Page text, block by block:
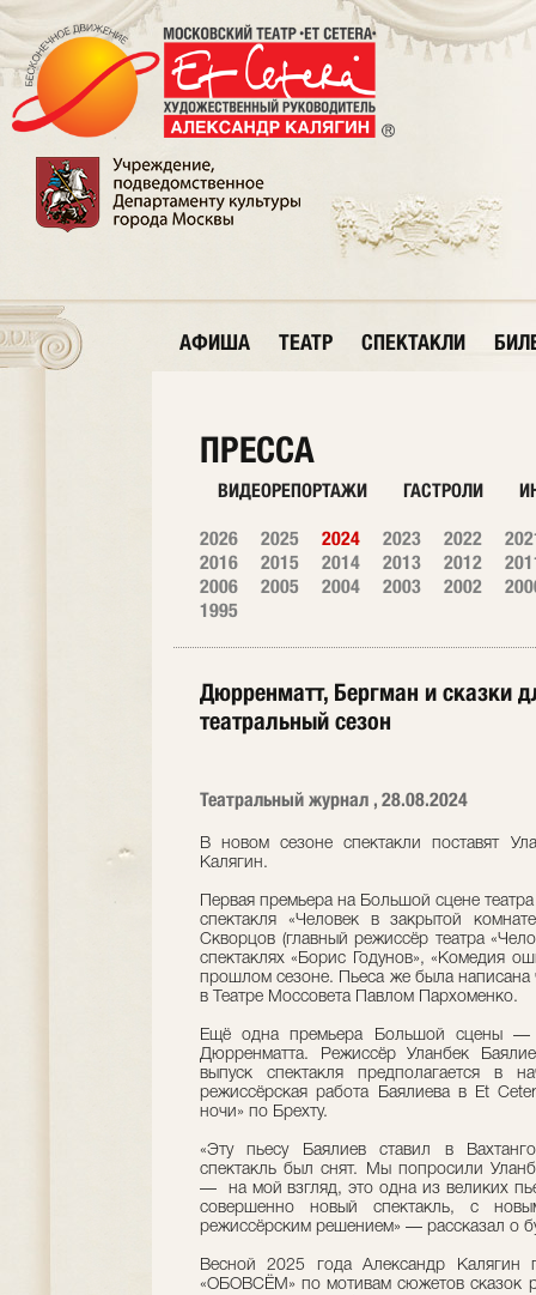
АФИША ТЕАТР СПЕКТАКЛИ
ПРЕССА
ВИДЕОРЕПОРТАЖИ ГАСТРОЛИ
2026 2025 2024 2023 2022
2016
2015 2014 2013 2012
2006
2005 2004 2003 2002
1995
Дюрренматт, Бергман и сказки
театральный сезон
Театральный журнал , 28.08.2024
В новом сезоне спектакли поставят
Калягин.
Первая премьера на Большой сцене
спектакля «Человек в закрытой
Скворцов (главный режиссёр театра
спектаклях «Борис Годунов», «Комедия
прошлом сезоне. Пьеса же была написана
в Театре Моссовета Павлом Пархоменко.
Ещё одна премьера Большой сцены —
Дюрренматта. Режиссёр Уланбек
выпуск спектакля предполагается в
режиссёрская работа Баялиева в Et
ночи» по Брехту.
«Эту пьесу Баялиев ставил в
спектакль был снят. Мы попросили
— на мой взгляд, это одна из великих
совершенно новый спектакль, с
режиссёрским решением» — рассказал о
Весной 2025 года Александр Калягин
«ОБОВСЁМ» по мотивам сюжетов сказок